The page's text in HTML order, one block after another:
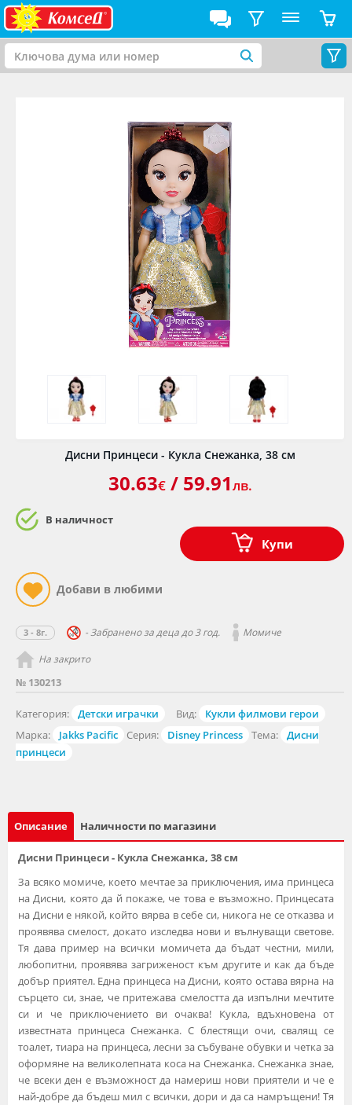
Дисни Принцеси - Кукла Снежанка, 38 см
№ 130213
Категория: Детски играчки Вид:
Кукли филмови герои
Марка:
Jakks Pacific Серия: Disney Princess Тема:
Дисни
принцеси
3 - 8г. - Забранено за деца до 3 год. Момиче
На закрито
30.63€/ 59.91лв.
В наличност
Купи
Описание Наличности по магазини
Дисни Принцеси - Кукла Снежанка, 38 см
За всяко момиче, което мечтае за приключения, има принцеса
на Дисни, която да й покаже, че това е възможно. Принцесата
на Дисни е някой, който вярва в себе си, никога не се отказва и
проявява смелост, докато изследва нови и вълнуващи светове.
Тя дава пример на всички момичета да бъдат честни, мили,
любопитни, проявява загриженост към другите и как да бъде
добър приятел. Една принцеса на Дисни, която остава вярна на
сърцето си, знае, че притежава смелостта да изпълни мечтите
си и че приключението ви очаква! Кукла, вдъхновена от
известната принцеса Снежанка. С блестящи очи, свалящ се
тоалет, тиара на принцеса, лесни за събуване обувки и четка за
оформяне на великолепната коса на Снежанка. Снежанка знае,
че всеки ден е възможност да намериш нови приятели и че е
най-добре да бъдеш мил с всички, дори и да са намръщени! Тя